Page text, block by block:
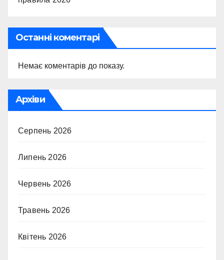
Останні коментарі
Немає коментарів до показу.
Архіви
Серпень 2026
Липень 2026
Червень 2026
Травень 2026
Квітень 2026